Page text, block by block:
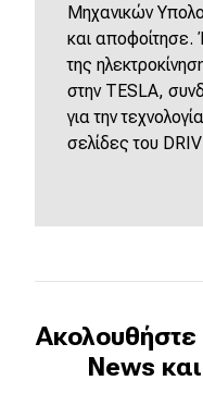
Μηχανικών
και αποφοίτησε.
της
στην TESLA,
για την
σελίδες του
Ακολουθήστε
News